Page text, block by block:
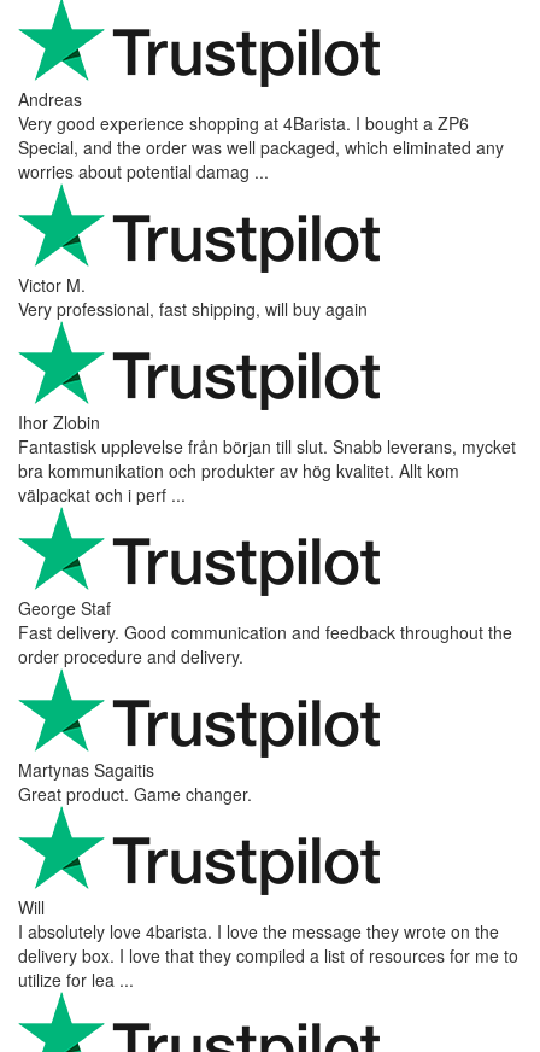
Andreas
Very good experience shopping at 4Barista. I bought a ZP6
Special, and the order was well packaged, which eliminated any
worries about potential damag ...
Victor M.
Very professional, fast shipping, will buy again
Ihor Zlobin
Fantastisk upplevelse från början till slut. Snabb leverans, mycket
bra kommunikation och produkter av hög kvalitet. Allt kom
välpackat och i perf ...
George Staf
Fast delivery. Good communication and feedback throughout the
order procedure and delivery.
Martynas Sagaitis
Great product. Game changer.
Will
I absolutely love 4barista. I love the message they wrote on the
delivery box. I love that they compiled a list of resources for me to
utilize for lea ...